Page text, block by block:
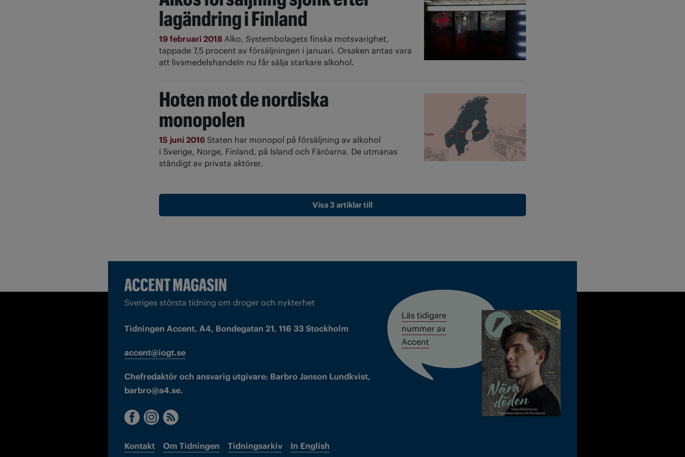
lagändring i Finland
19 februari 2018 Alko, Systembolagets finska motsvarighet,
tappade 7,5 procent av försäljningen i januari. Orsaken antas vara
att livsmedelshandeln nu får sälja starkare alkohol.
Hoten mot de nordiska
monopolen
15 juni 2016 Staten har monopol på försäljning av alkohol
i Sverige, Norge, Finland, på Island och Färöarna. De utmanas
ständigt av privata aktörer.
Visa 3 artiklar till
Sveriges största tidning om droger och nykterhet
Tidningen Accent, A4, Bondegatan 21, 116 33 Stockholm
accent@iogt.se
Chefredaktör och ansvarig utgivare: Barbro Janson Lundkvist,
barbro@a4.se.
Kontakt Om Tidningen Tidningsarkiv In English
Läs tidigare
nummer av
Accent